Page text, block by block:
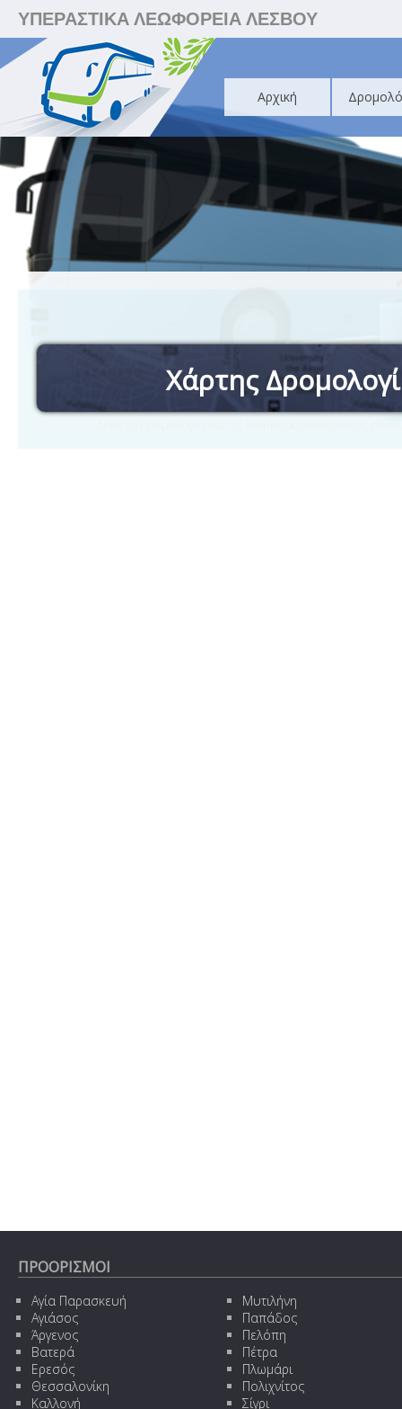
ΥΠΕΡΑΣΤΙΚΑ ΛΕΩΦΟΡΕΙΑ ΛΕΣΒΟΥ
Αρχική
Χάρτης
ΠΡΟΟΡΙΣΜΟΙ
Αγία Παρασκευή
Αγιάσος
Άργενος
Βατερά
Ερεσός
Θεσσαλονίκη
Καλλονή
Μυτιλήνη
Παπάδος
Πελόπη
Πέτρα
Πλωμάρι
Πολιχνίτος
Σίγρι